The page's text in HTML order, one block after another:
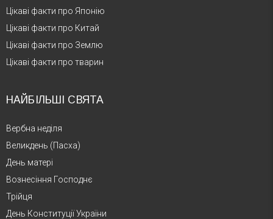
Цікаві факти про Японію
Цікаві факти про Китай
Цікаві факти про Землю
Цікаві факти про тварин
НАЙБІЛЬШІ СВЯТА
Вербна неділя
Великдень (Пасха)
День матері
Вознесіння Господнє
Трійця
День Конституції України